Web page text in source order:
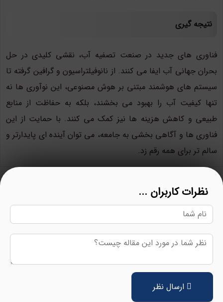
نتیجه گیری
فناوری های جدید در صنعت تصفیه آب، نقشی کلیدی در حل
بحران جهانی آب ایفا می کنند. از نانوفیلتراسیون و گرافین گرفته تا
سیستم های هوشمند مبتنی بر هوش مصنوعی، این نوآوری ها نه
تنها کیفیت آب را بهبود می بخشند، بلکه به حفاظت از منابع
طبیعی و کاهش هزینه ها نیز کمک می کنند. با حمایت از این
فناوری ها و آگاهی بخشی به جامعه، می توان آینده ای پایدارتر و
سالم تر برای همه رقم زد.
نظرات کاربران ...
ارسال نظر